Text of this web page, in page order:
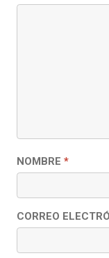
NOMBRE *
CORREO